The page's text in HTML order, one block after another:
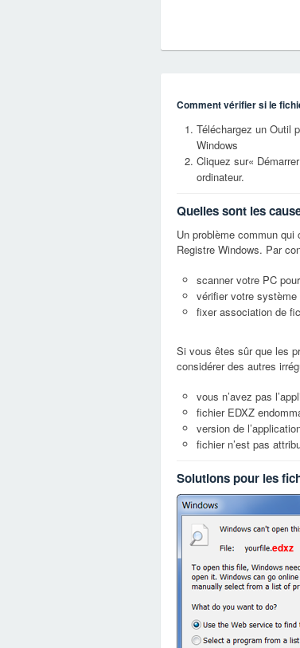
Comment vérifier si le
Téléchargez un Outil
Windows
Cliquez sur«
ordinateur.
Quelles sont les
Un problème commun
Registre Windows. Par
scanner votre PC
vérifier votre
fixer association de
Si vous êtes sûr que les
considérer des autres
vous n’avez pas
fichier EDXZ
version de
fichier n’est pas
Solutions pour les
edxz